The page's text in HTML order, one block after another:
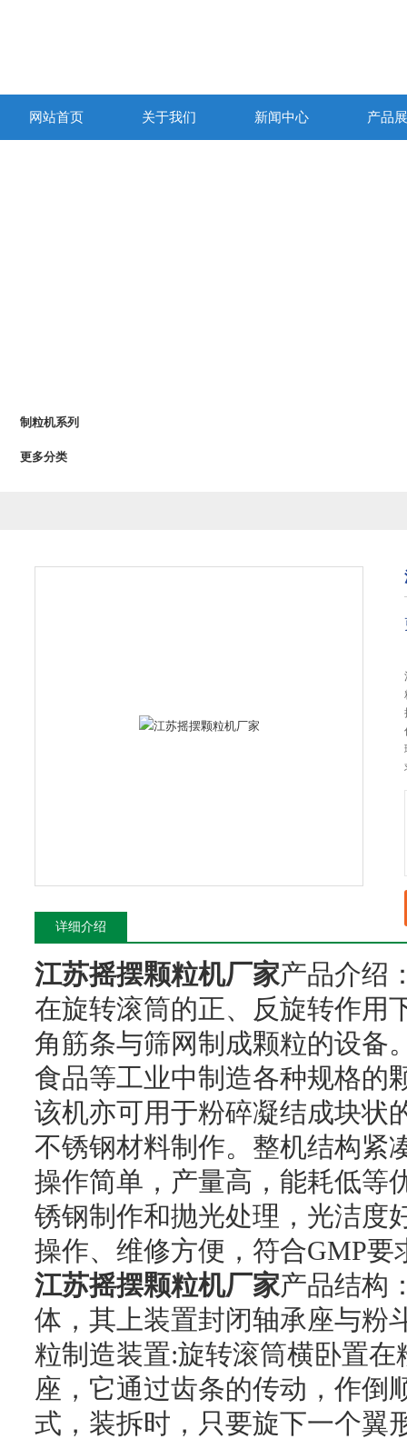
网站首页 关于我们 新闻中心 产品
制粒机系列
更多分类
详细介绍
江苏摇摆颗粒机厂家产品介绍
在旋转滚筒的正、反旋转作用
角筋条与筛网制成颗粒的设备
食品等工业中制造各种规格的
该机亦可用于粉碎凝结成块状
不锈钢材料制作。整机结构紧
操作简单，产量高，能耗低等
锈钢制作和抛光处理，光洁度
操作、维修方便，符合GMP要
江苏摇摆颗粒机厂家产品结构
体，其上装置封闭轴承座与粉
粒制造装置:旋转滚筒横卧置
座，它通过齿条的传动，作倒
式，装拆时，只要旋下一个翼